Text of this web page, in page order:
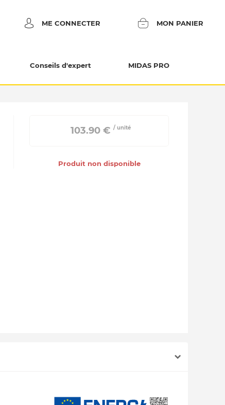
ME CONNECTER MON PANIER
Conseils d'expert MIDAS PRO
103.90 € / unité
Produit non disponible